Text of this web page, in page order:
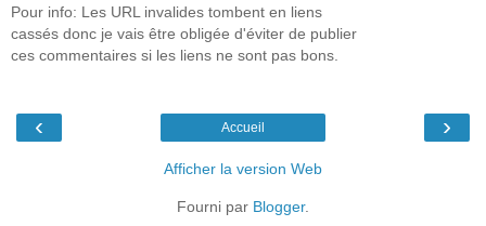
Pour info: Les URL invalides tombent en liens
cassés donc je vais être obligée d'éviter de publier
ces commentaires si les liens ne sont pas bons.
‹ ›
Accueil
Afficher la version Web
Fourni par Blogger.